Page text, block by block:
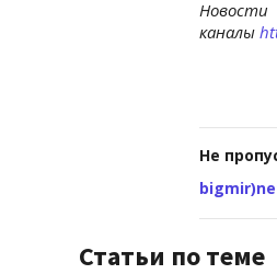
каналы
Не
Статьи по теме